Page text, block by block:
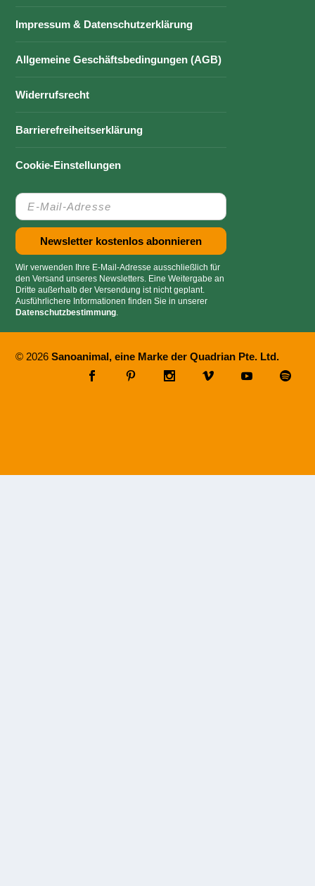
Impressum & Datenschutzerklärung
Allgemeine Geschäftsbedingungen (AGB)
Widerrufsrecht
Barrierefreiheitserklärung
Cookie-Einstellungen
Wir verwenden Ihre E-Mail-Adresse ausschließlich für
den Versand unseres Newsletters. Eine Weitergabe an
Dritte außerhalb der Versendung ist nicht geplant.
Ausführlichere Informationen finden Sie in unserer
Datenschutzbestimmung
© 2026Sanoanimal, eine Marke der Quadrian Pte. Ltd.